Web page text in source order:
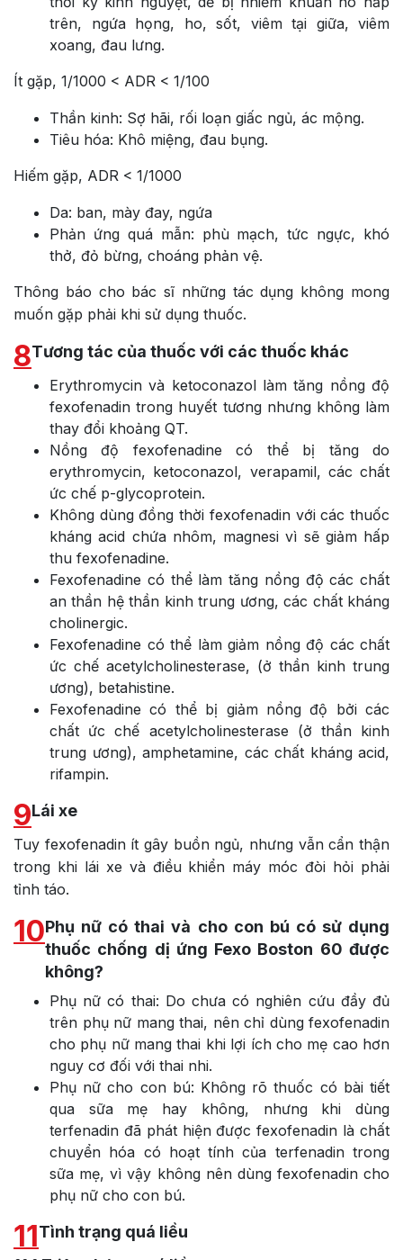
trên, ngứa họng, ho, sốt, viêm tại giữa, viêm
xoang, đau lưng.
Ít gặp, 1/1000 < ADR < 1/100
Thần kinh: Sợ hãi, rối loạn giấc ngủ, ác mộng.
Tiêu hóa: Khô miệng, đau bụng.
Hiếm gặp, ADR < 1/1000
Da: ban, mày đay, ngứa
Phản ứng quá mẫn: phù mạch, tức ngực, khó
thở, đỏ bừng, choáng phản vệ.
Thông báo cho bác sĩ những tác dụng không mong
muốn gặp phải khi sử dụng thuốc.
8Tương tác của thuốc với các thuốc khác
Erythromycin và ketoconazol làm tăng nồng độ
fexofenadin trong huyết tương nhưng không làm
thay đổi khoảng QT.
Nồng độ fexofenadine có thể bị tăng do
erythromycin, ketoconazol, verapamil, các chất
ức chế p-glycoprotein.
Không dùng đồng thời fexofenadin với các thuốc
kháng acid chứa nhôm, magnesi vì sẽ giảm hấp
thu fexofenadine.
Fexofenadine có thể làm tăng nồng độ các chất
an thần hệ thần kinh trung ương, các chất kháng
cholinergic.
Fexofenadine có thể làm giảm nồng độ các chất
ức chế acetylcholinesterase, (ở thần kinh trung
ương), betahistine.
Fexofenadine có thể bị giảm nồng độ bởi các
chất ức chế acetylcholinesterase (ở thần kinh
trung ương), amphetamine, các chất kháng acid,
rifampin.
9Lái xe
Tuy fexofenadin ít gây buồn ngủ, nhưng vẫn cẩn thận
trong khi lái xe và điều khiển máy móc đòi hỏi phải
tỉnh táo.
10Phụ nữ có thai và cho con bú có sử dụng
thuốc chống dị ứng Fexo Boston 60 được
không?
Phụ nữ có thai: Do chưa có nghiên cứu đầy đủ
trên phụ nữ mang thai, nên chỉ dùng fexofenadin
cho phụ nữ mang thai khi lợi ích cho mẹ cao hơn
nguy cơ đối với thai nhi.
Phụ nữ cho con bú: Không rõ thuốc có bài tiết
qua sữa mẹ hay không, nhưng khi dùng
terfenadin đã phát hiện được fexofenadin là chất
chuyển hóa có hoạt tính của terfenadin trong
sữa mẹ, vì vậy không nên dùng fexofenadin cho
phụ nữ cho con bú.
11Tình trạng quá liều